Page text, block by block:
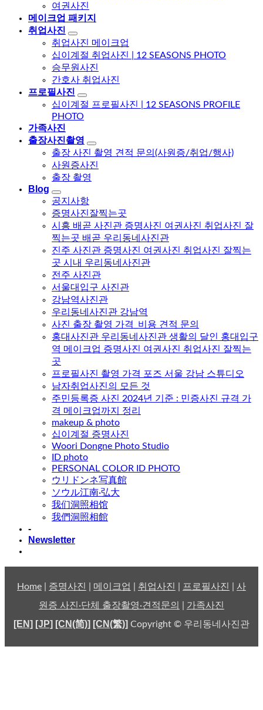
여권사진
메이크업 패키지
취업사진
취업사진 메이크업
십이계절 취업사진 | 12 SEASONS PHOTO
승무원사진
간호사 취업사진
프로필사진
십이계절 프로필사진 | 12 SEASONS PROFILE
PHOTO
가족사진
출장사진촬영
출장 사진 촬영 견적 문의(사원증/취업/행사)
사원증사진
출장 촬영
Blog
공지사항
증명사진잘찍는곳
시흥 배곧 사진관 증명사진 여권사진 취업사진 잘
찍는곳 배곧 우리동네사진관
진주 사진관 증명사진 여권사진 취업사진 잘찍는
곳 시내 우리동네사진관
전주 사진관
서울대입구 사진관
강남역사진관
우리동네사진관 강남역
사진 출장 촬영 가격_비용 견적 문의
홍대사진관 우리동네사진관 생활의 달인 홍대입구
역 메이크업 증명사진 여권사진 취업사진 잘찍는
곳
프로필사진 촬영 가격 포즈 서울 강남 스튜디오
남자취업사진의 모든 것
주민등록증 사진 2024년 기준 : 민증사진 규격 가
격 메이크업까지 정리
makeup & photo
십이계절 증명사진
Woori Dongne Photo Studio
ID photo
PERSONAL COLOR ID PHOTO
ウリドンネ写真館
ソウル江南·弘大
我们洞照相馆
我們洞照相館
-
Newsletter
Home 증명사진 메이크업 취업사진 프로필사진
사
원증 사진·단체 출장촬영·견적문의
가족사진
[EN] [JP] [CN(简)] [CN(繁)] Copyright © 우리동네사진관